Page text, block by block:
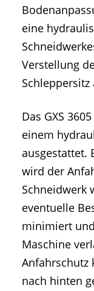
eine
Verstellung
Das GXS
einem
ausgestattet.
wird der
Schneidwerk
eventuelle
minimiert
Maschine
Anfahrschutz
nach hinten